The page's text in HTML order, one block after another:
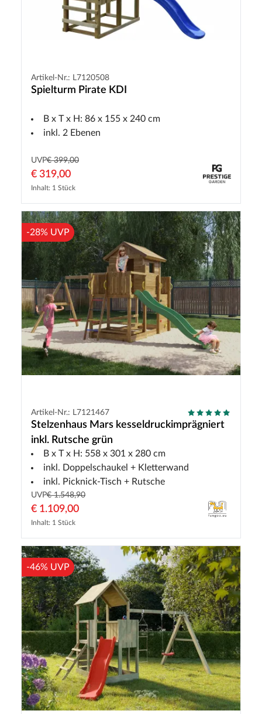
Artikel-Nr.: L7120508
Spielturm Pirate KDI
B x T x H: 86 x 155 x 240 cm
inkl. 2 Ebenen
UVP€ 399,00
€ 319,00
Inhalt: 1 Stück
-28% UVP
Artikel-Nr.: L7121467
Stelzenhaus Mars kesseldruckimprägniert
inkl. Rutsche grün
B x T x H: 558 x 301 x 280 cm
inkl. Doppelschaukel + Kletterwand
inkl. Picknick-Tisch + Rutsche
UVP€ 1.548,90
€ 1.109,00
Inhalt: 1 Stück
-46% UVP